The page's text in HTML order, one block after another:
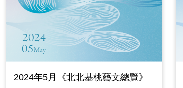
2024年5月《北北基桃藝文總覽》